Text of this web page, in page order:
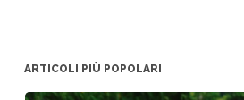
ARTICOLI PIÙ POPOLARI